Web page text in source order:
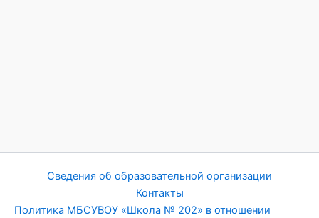
Сведения об образовательной организации
Контакты
Политика МБСУВОУ «Школа № 202» в отношении